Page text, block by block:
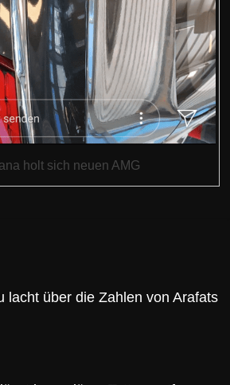
holt sich neuen AMG
lacht über die Zahlen von Arafats